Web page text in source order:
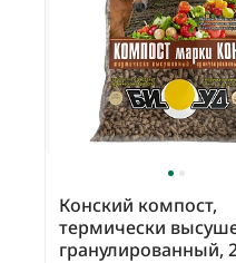
Конский компост,
термически
гранулированный,